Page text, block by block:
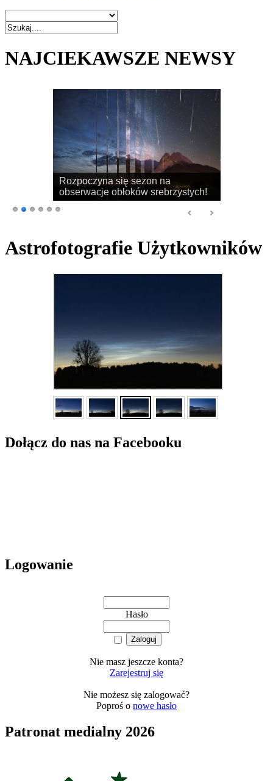
NAJCIEKAWSZE NEWSY
Rozpoczyna się sezon na
obserwacje obłoków srebrzystych!
Astrofotografie Użytkowników
Dołącz do nas na Facebooku
Logowanie
Hasło
Nie masz jeszcze konta?
Zarejestruj się
Nie możesz się zalogować?
Poproś o nowe hasło
Patronat medialny 2026